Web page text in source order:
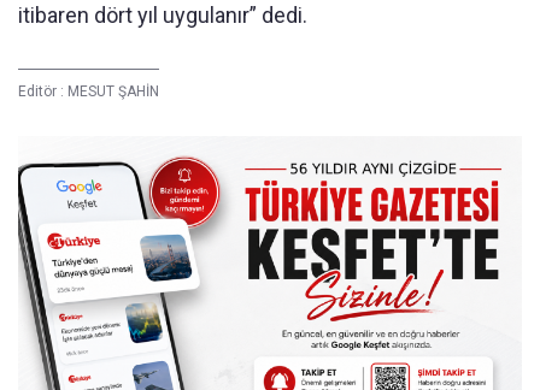
itibaren dört yıl uygulanır” dedi.
Editör : MESUT ŞAHİN